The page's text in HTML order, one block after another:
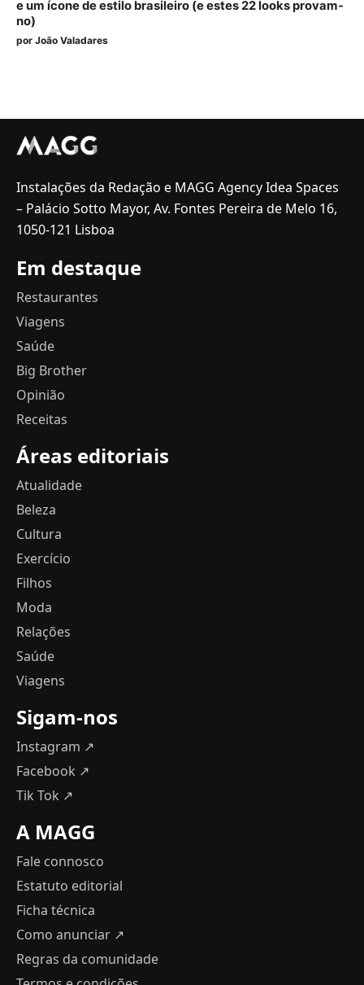
e um ícone de estilo brasileiro (e estes 22 looks provam-
no)
por João Valadares
Instalações da Redação e MAGG Agency Idea Spaces
– Palácio Sotto Mayor, Av. Fontes Pereira de Melo 16,
1050-121 Lisboa
Em destaque
Restaurantes
Viagens
Saúde
Big Brother
Opinião
Receitas
Áreas editoriais
Atualidade
Beleza
Cultura
Exercício
Filhos
Moda
Relações
Saúde
Viagens
Sigam-nos
Instagram ↗
Facebook ↗
Tik Tok ↗
A MAGG
Fale connosco
Estatuto editorial
Ficha técnica
Como anunciar ↗
Regras da comunidade